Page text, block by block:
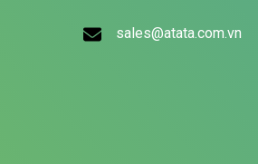
sales@atata.com.vn